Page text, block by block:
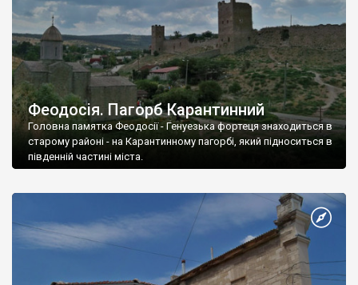
Феодосія. Пагорб Карантинний
Головна памятка Феодосії - Генуезька фортеця знаходиться в
старому районі - на Карантинному пагорбі, який підноситься в
південній частині міста.